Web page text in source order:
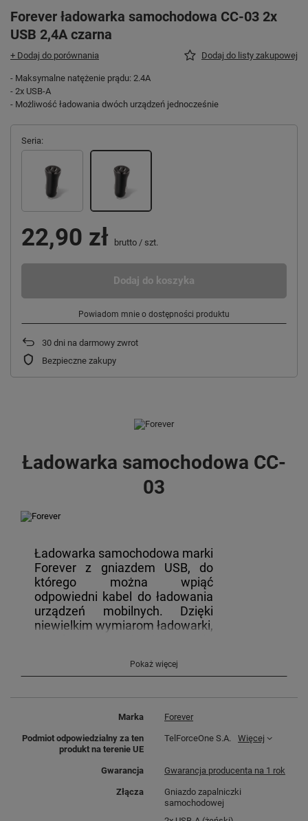
Forever ładowarka samochodowa CC-03 2x
USB 2,4A czarna
+ Dodaj do porównania Dodaj do listy zakupowej
- Maksymalne natężenie prądu: 2.4A
- 2x USB-A
- Możliwość ładowania dwóch urządzeń jednocześnie
Seria
22,90 zł brutto / szt.
Dodaj do koszyka
Powiadom mnie o dostępności produktu
30 dni na darmowy zwrot
Bezpieczne zakupy
Ładowarka samochodowa CC-
03
Ładowarka samochodowa marki
Forever z gniazdem USB, do
którego można wpiąć
odpowiedni kabel do ładowania
urządzeń mobilnych. Dzięki
niewielkim wymiarom ładowarki,
na korzystanie z niej również
Forever nie musisz się martwić o
rozładowany telefon lub tablet.
Ładowarka samochodowa
generacji, który komunikuje się z
ładowanym smartfonem.
Pokaż więcej
Marka Forever
Podmiot odpowiedzialny za ten
produkt na terenie UE
TelForceOne S.A. Więcej
Gwarancja Gwarancja producenta na 1 rok
Złącza
Gniazdo zapalniczki
samochodowej